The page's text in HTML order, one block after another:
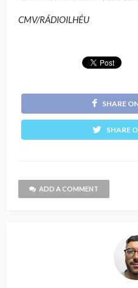
CMV/RÁDIOILHÉU
SHARE
SHARE
ADD A COMMENT